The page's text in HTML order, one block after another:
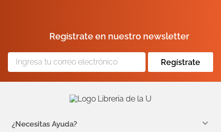
Regístrate en nuestro newsletter
Regístrate
¿Necesitas Ayuda?